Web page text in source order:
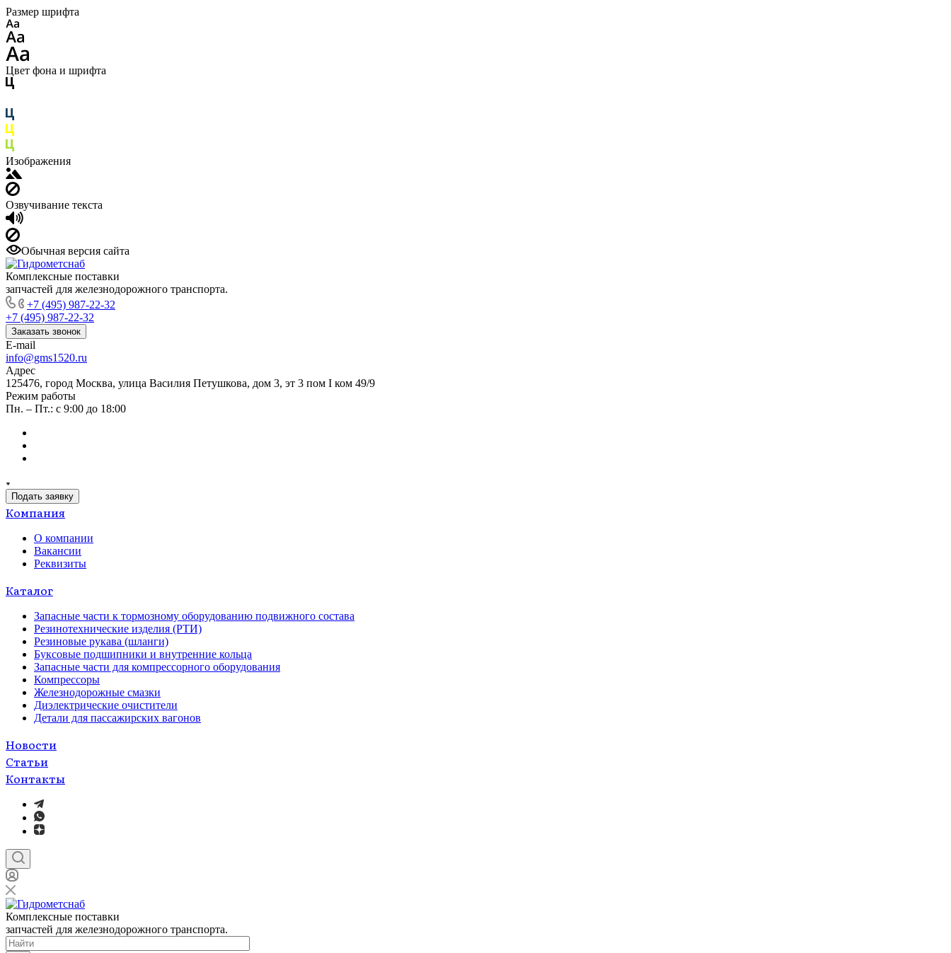
Размер шрифта
Цвет фона и шрифта
Изображения
Озвучивание текста
Обычная версия сайта
Комплексные поставки
запчастей для железнодорожного транспорта.
+7 (495) 987-22-32
+7 (495) 987-22-32
Заказать звонок
E-mail
info@gms1520.ru
Адрес
125476, город Москва, улица Василия Петушкова, дом 3, эт 3 пом I ком 49/9
Режим работы
Пн. – Пт.: с 9:00 до 18:00
Подать заявку
Компания
О компании
Вакансии
Реквизиты
Каталог
Запасные части к тормозному оборудованию подвижного состава
Резинотехнические изделия (РТИ)
Резиновые рукава (шланги)
Буксовые подшипники и внутренние кольца
Запасные части для компрессорного оборудования
Компрессоры
Железнодорожные смазки
Диэлектрические очистители
Детали для пассажирских вагонов
Новости
Статьи
Контакты
Комплексные поставки
запчастей для железнодорожного транспорта.